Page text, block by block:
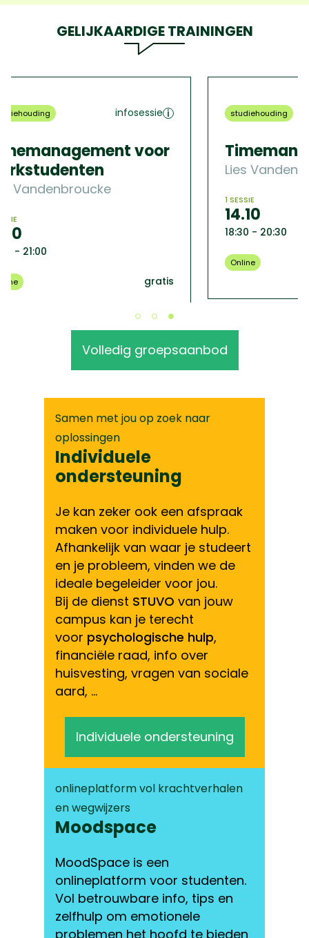
GELIJKAARDIGE TRAININGEN
infosessie
voor
studiehouding
Timemanagement
Lies Vandenbroucke
Volledig groepsaanbod
Samen met jou op zoek naar
oplossingen
Individuele
ondersteuning
Je kan zeker ook een afspraak
maken voor individuele hulp.
Afhankelijk van waar je studeert
en je probleem, vinden we de
ideale begeleider voor jou.
Bij de dienst STUVO van jouw
campus kan je terecht
voor psychologische hulp
financiële raad, info over
huisvesting, vragen van sociale
aard, …
Individuele ondersteuning
onlineplatform vol krachtverhalen
en wegwijzers
Moodspace
MoodSpace is een
onlineplatform voor studenten.
Vol betrouwbare info, tips en
zelfhulp om emotionele
problemen het hoofd te bieden